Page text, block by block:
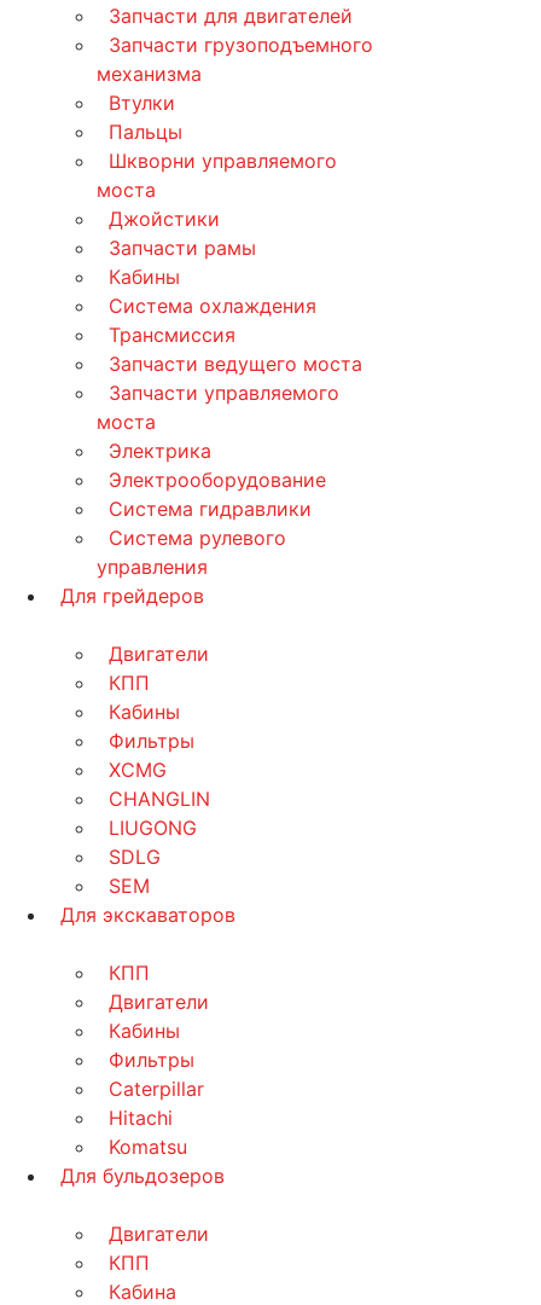
Запчасти для двигателей
Запчасти грузоподъемного
механизма
Втулки
Пальцы
Шкворни управляемого
моста
Джойстики
Запчасти рамы
Кабины
Система охлаждения
Трансмиссия
Запчасти ведущего моста
Запчасти управляемого
моста
Электрика
Электрооборудование
Система гидравлики
Система рулевого
управления
Для грейдеров
Двигатели
КПП
Кабины
Фильтры
XCMG
CHANGLIN
LIUGONG
SDLG
SEM
Для экскаваторов
КПП
Двигатели
Кабины
Фильтры
Caterpillar
Hitachi
Komatsu
Для бульдозеров
Двигатели
КПП
Кабина